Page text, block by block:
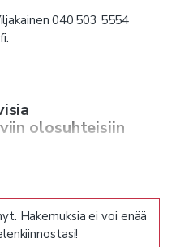
040 503 5554
olosuhteisiin
asemansa
yrityksenä, joka kehittää
suojausratkaisuja
Hakemuksia ei voi enää